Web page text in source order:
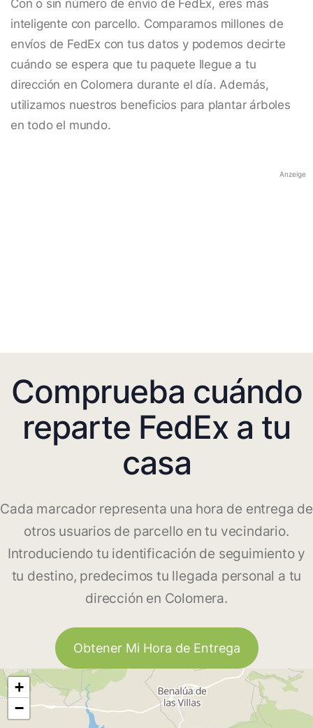
Con o sin número de envío de FedEx, eres más
inteligente con parcello. Comparamos millones de
envíos de FedEx con tus datos y podemos decirte
cuándo se espera que tu paquete llegue a tu
dirección en Colomera durante el día. Además,
utilizamos nuestros beneficios para plantar árboles
en todo el mundo.
Anzeige
Comprueba cuándo
reparte FedEx a tu
casa
Cada marcador representa una hora de entrega de
otros usuarios de parcello en tu vecindario.
Introduciendo tu identificación de seguimiento y
tu destino, predecimos tu llegada personal a tu
dirección en Colomera.
Obtener Mi Hora de Entrega
+
−